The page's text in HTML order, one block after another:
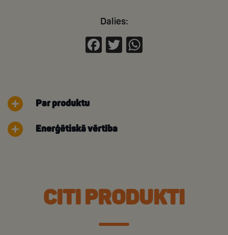
Dalies:
Facebook
Twitter
Par produktu
Enerģētiskā vērtība
CITI PRODUKTI